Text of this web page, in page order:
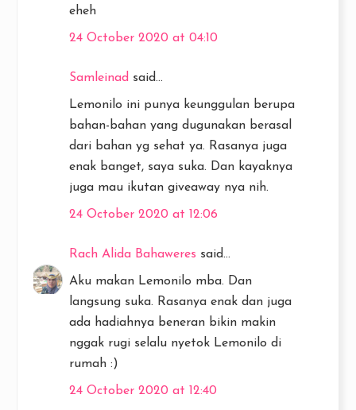
eheh
24 October 2020 at 04:10
Samleinad said...
Lemonilo ini punya keunggulan berupa
bahan-bahan yang dugunakan berasal
dari bahan yg sehat ya. Rasanya juga
enak banget, saya suka. Dan kayaknya
juga mau ikutan giveaway nya nih.
24 October 2020 at 12:06
Rach Alida Bahaweres said...
Aku makan Lemonilo mba. Dan
langsung suka. Rasanya enak dan juga
ada hadiahnya beneran bikin makin
nggak rugi selalu nyetok Lemonilo di
rumah :)
24 October 2020 at 12:40